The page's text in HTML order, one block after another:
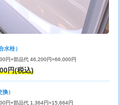
作業）
掃・修
作業）
22,000円
掃・修
作業）
33,000円
水栓）
円+部品代 46,200円=66,000円
円(税込)
）
円+部品代 1,364円=15,664円